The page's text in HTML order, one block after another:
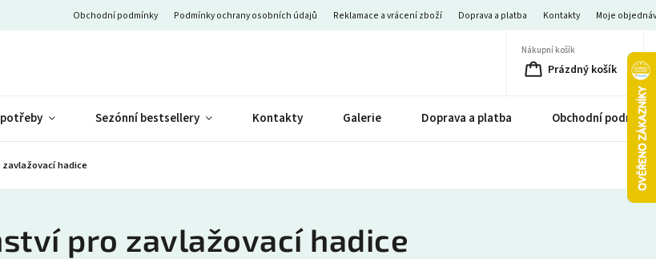
Obchodní podmínky Podmínky ochrany osobních údajů Reklamace a vrácení zboží Doprava a platba Kontakty Moje
Nákupní košík
Prázdný košík
Sezónní bestsellery Kontakty Galerie Doprava a platba Obchodní podmínky
hadice
pro zavlažovací hadice